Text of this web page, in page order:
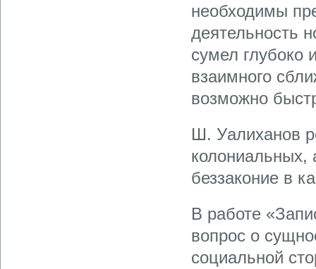
необходимы
деятельность
сумел глубоко
взаимного
возможно
Ш. Уалиханов
колониальных,
беззаконие в
В работе
вопрос о
социальной